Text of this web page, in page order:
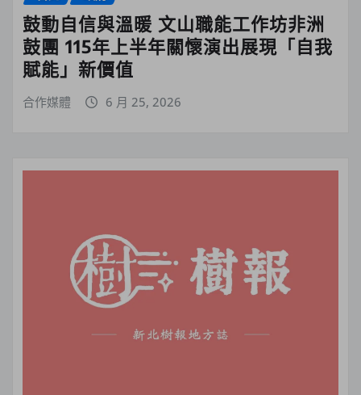
鼓動自信與溫暖 文山職能工作坊非洲
鼓團 115年上半年關懷演出展現「自我
賦能」新價值
合作媒體 6 月 25, 2026